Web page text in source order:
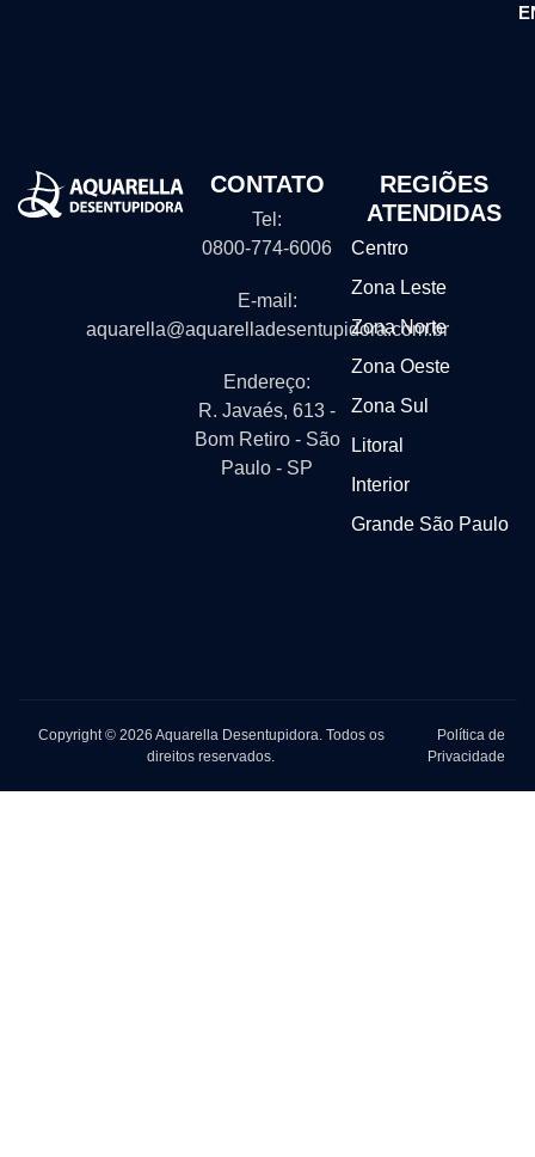
CONTATO
Tel:
0800-774-6006
E-mail:
aquarella@aquarelladesentupidora.com.br
Endereço:
R. Javaés, 613 -
Bom Retiro - São
Paulo - SP
REGIÕES
ATENDIDAS
Centro
Zona Leste
Zona Norte
Zona Oeste
Zona Sul
Litoral
Interior
Grande São Paulo
Copyright © 2026 Aquarella Desentupidora. Todos os
direitos reservados.
Política de
Privacidade